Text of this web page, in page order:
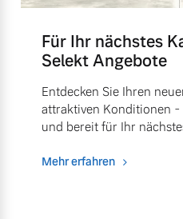
Für Ihr nächstes
Selekt Angebote
Entdecken Sie Ihren
attraktiven Konditionen
und bereit für Ihr
Mehr erfahren